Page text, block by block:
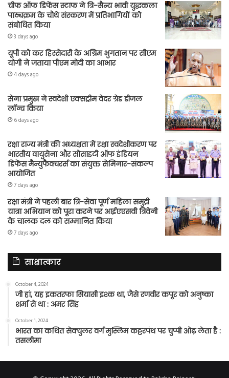
चीफ ऑफ डिफेंस स्टाफ ने त्रि-सैन्य भावी युद्धकला
पाठ्यक्रम के चौथे संस्करण में प्रतिभागियों को
संबोधित किया
3 days ago
यूपी को कर हिस्सेदारी के अग्रिम भुगतान पर सीएम
योगी ने जताया पीएम मोदी का आभार
4 days ago
सेना प्रमुख ने स्वदेशी एक्सट्रीम वेदर ग्रेड डीजल
लॉन्च किया
6 days ago
रक्षा राज्य मंत्री की अध्यक्षता में रक्षा स्वदेशीकरण पर
भारतीय वायुसेना और सोसाइटी ऑफ इंडियन
डिफेंस मैन्युफैक्चरर्स का संयुक्त सेमिनार-संकल्प
आयोजित
7 days ago
रक्षा मंत्री ने पहली बार त्रि-सेवा पूर्ण महिला समुद्री
यात्रा अभियान को पूरा करने पर आईएएसवी त्रिवेनी
के चालक दल को सम्मानित किया
7 days ago
साक्षात्कार
October 4, 2024
जी हां, यह इकतरफा सियासी इश्क था, जैसे रणवीर कपूर को अनुष्का
शर्मा से था : अमर सिंह
October 1, 2024
भारत का कथित सेक्युलर वर्ग मुस्लिम कट्टरपंथ पर चुप्पी ओढ़ लेता है :
तसलीमा